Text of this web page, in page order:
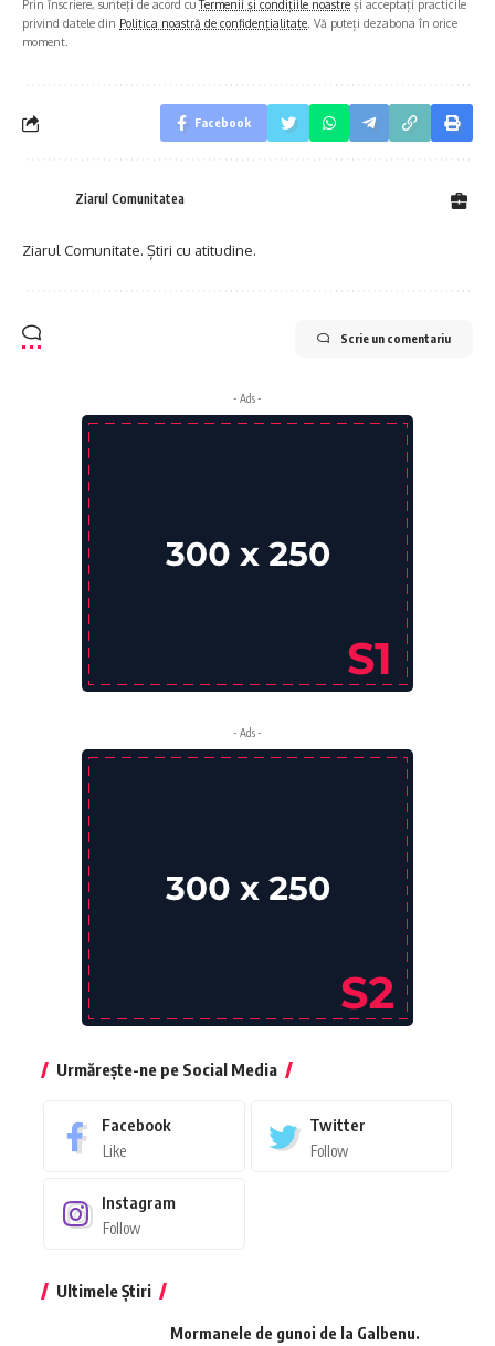
Prin înscriere, sunteți de acord cuTermenii și condițiile noastre și acceptați practicile
privind datele din Politica noastră de confidențialitate . Vă puteți dezabona în orice
moment.
Facebook
Ziarul Comunitatea
Ziarul Comunitate. Știri cu atitudine.
Scrie un comentariu
- Ads -
- Ads -
Urmărește-ne pe Social Media
Facebook
Like
Twitter
Follow
Instagram
Follow
Ultimele Știri
Mormanele de gunoi de la Galbenu.